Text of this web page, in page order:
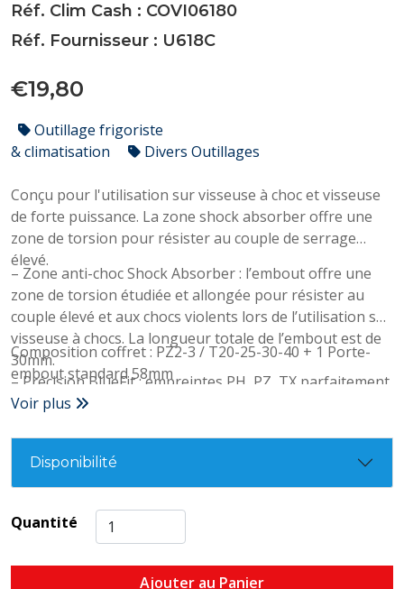
Réf. Clim Cash : COVI06180
Réf. Fournisseur : U618C
€19,80
Outillage frigoriste
& climatisation
Divers Outillages
Conçu pour l'utilisation sur visseuse à choc et visseuse
de forte puissance. La zone shock absorber offre une
zone de torsion pour résister au couple de serrage
élevé.
– Zone anti-choc Shock Absorber : l’embout offre une
zone de torsion étudiée et allongée pour résister au
couple élevé et aux chocs violents lors de l’utilisation sur
visseuse à chocs. La longueur totale de l’embout est de
30mm.
– Précision BlueFit : empreintes PH, PZ, TX parfaitement
adaptées aux têtes de vis pour éviter de déraper.
– Anti-casse BlueShape : la zone de torsion est
renforcée en haut et en bas pour une liaison plus solide
avec la tête et l’attachement et éviter la casse.
– Acier allié de qualité supérieure fabriqué en
Composition coffret : PZ2-3 / T20-25-30-40 + 1 Porte-
embout standard 58mm
Voir plus
Disponibilité
Quantité
Ajouter au Panier